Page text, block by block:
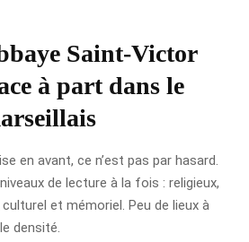
Saint-Victor
à part dans le
en avant, ce n’est pas par hasard.
de lecture à la fois : religieux,
et mémoriel. Peu de lieux à
densité.